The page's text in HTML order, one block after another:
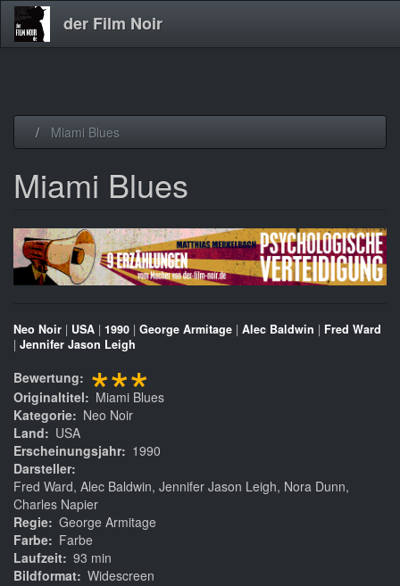
der Film Noir
Miami Blues
Miami Blues
Neo Noir | USA | 1990 | George Armitage | Alec Baldwin | Fred Ward
| Jennifer Jason Leigh
Bewertung ***
Originaltitel
Miami Blues
Kategorie
Neo Noir
Land
USA
Erscheinungsjahr
1990
Darsteller
Fred Ward, Alec Baldwin, Jennifer Jason Leigh, Nora Dunn,
Charles Napier
Regie George Armitage
Farbe
Farbe
Laufzeit 93 min
Bildformat Widescreen